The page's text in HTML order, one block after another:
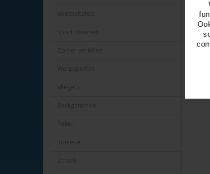
Voetbaltafels
Sport Diversen
Zomer artikelen
Werpsporten
Vliegers
Backgammon
Poker
Roulette
Schaak